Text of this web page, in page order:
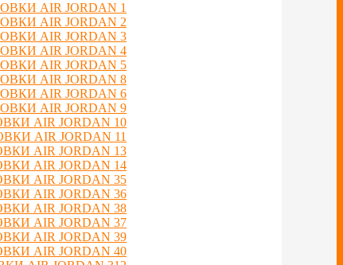
AIR JORDAN 1
AIR JORDAN 2
AIR JORDAN 3
AIR JORDAN 4
AIR JORDAN 5
AIR JORDAN 8
AIR JORDAN 6
AIR JORDAN 9
AIR JORDAN 10
AIR JORDAN 11
AIR JORDAN 13
AIR JORDAN 14
AIR JORDAN 35
AIR JORDAN 36
AIR JORDAN 38
AIR JORDAN 37
AIR JORDAN 39
AIR JORDAN 40